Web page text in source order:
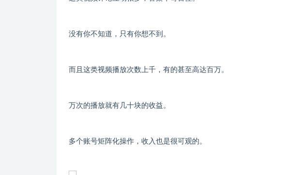
没有你不知道，只有你想不到。
而且这类视频播放次数上千，有的甚至高达百万。
万次的播放就有几十块的收益。
多个账号矩阵化操作，收入也是很可观的。